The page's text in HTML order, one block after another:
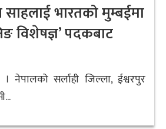
साहलाई भारतको मुम्बईमा
विशेषज्ञ’ पदकबाट
नेपालको सर्लाही जिल्ला, ईश्वरपुर